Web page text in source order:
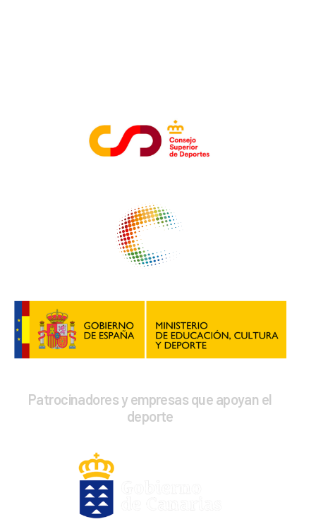
Patrocinadores y empresas que apoyan el
deporte